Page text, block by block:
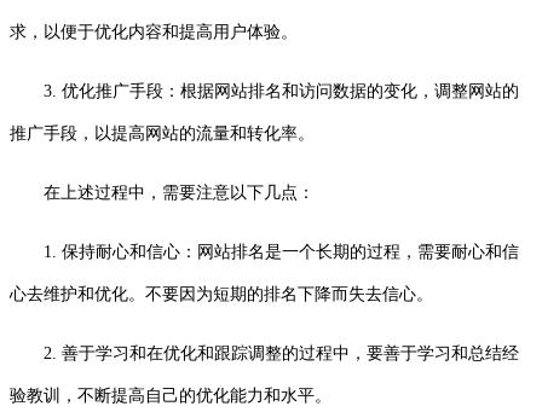
求，以便于优化内容和提高用户体验。
3. 优化推广手段：根据网站排名和访问数据的变化，调整网站的
推广手段，以提高网站的流量和转化率。
在上述过程中，需要注意以下几点：
1. 保持耐心和信心：网站排名是一个长期的过程，需要耐心和信
心去维护和优化。不要因为短期的排名下降而失去信心。
2. 善于学习和在优化和跟踪调整的过程中，要善于学习和总结经
验教训，不断提高自己的优化能力和水平。